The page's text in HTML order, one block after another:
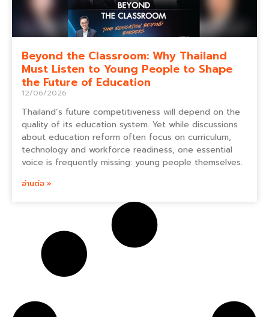
Beyond the Classroom: Why Thailand
Must Listen to Young People to Shape
the Future of Education
12/06/2026
Thailand’s future competitiveness will depend on the
quality of its education system. Yet while discussions
about education reform often focus on curriculum,
technology and workforce readiness, one essential
voice is frequently missing: young people themselves.
อ่านต่อ »